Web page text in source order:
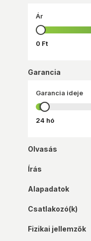
Ár
0 Ft
Garancia
Garancia ideje
24 hó
Olvasás
Írás
Alapadatok
Csatlakozó(k)
Fizikai jellemzők